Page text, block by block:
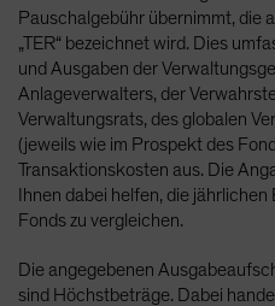
Pauschalgebühr übernimmt, die
„TER“ bezeichnet wird. Dies
und Ausgaben der
Anlageverwalters, der
Verwaltungsrats, des globalen
(jeweils wie im Prospekt des
Transaktionskosten aus. Die
Ihnen dabei helfen, die
Fonds zu vergleichen.
Die angegebenen
sind Höchstbeträge. Dabei